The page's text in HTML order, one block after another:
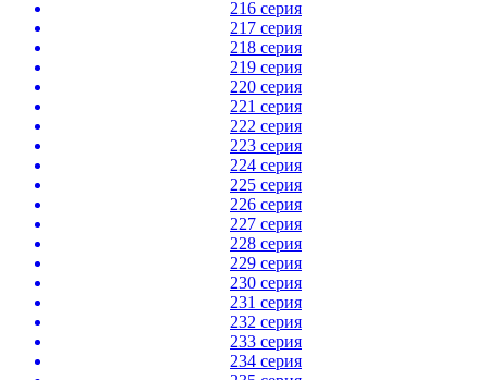
216 серия
217 серия
218 серия
219 серия
220 серия
221 серия
222 серия
223 серия
224 серия
225 серия
226 серия
227 серия
228 серия
229 серия
230 серия
231 серия
232 серия
233 серия
234 серия